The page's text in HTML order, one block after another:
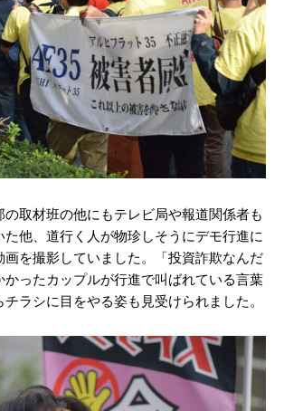
取材班の他にもテレビ局や報道関係者も
た他、道行く人が物珍しそうにデモ行進に
画を撮影していました。「投資詐欺なんだ
かったカップルが行進で叫ばれている言葉
ラシに目をやる姿も見受けられました。